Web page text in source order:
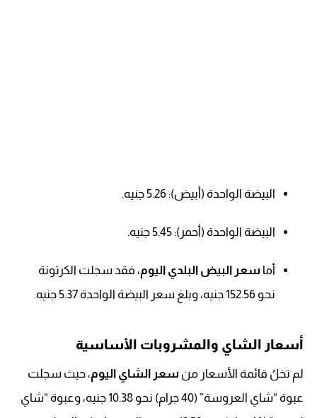
البيضة الواحدة (أبيض): 5.26 جنيه.
البيضة الواحدة (أحمر): 5.45 جنيه.
أما سعر البيض البلدي اليوم، فقد سجلت الكرتونة
نحو 152.56 جنيه، وبلغ سعر البيضة الواحدة 5.37 جنيه.
أسعار الشاي والمشروبات الأساسية
لم تخلُ قائمة الأسعار من سعر الشاي اليوم، حيث سجلت
عبوة “شاي العروسة” (40 جرام) نحو 10.38 جنيه، وعبوة “شاي